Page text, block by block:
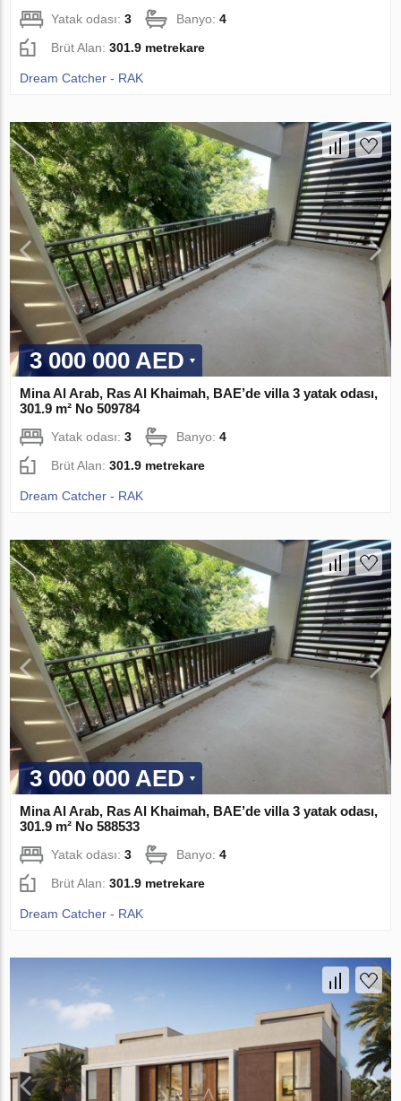
Yatak odası:3 Banyo:4
Brüt Alan:301.9 metrekare
Dream Catcher - RAK
3 000 000 AED
Mina Al Arab, Ras Al Khaimah, BAE’de villa 3 yatak odası,
301.9 m² No 509784
Yatak odası:3 Banyo:4
Brüt Alan:301.9 metrekare
Dream Catcher - RAK
3 000 000 AED
Mina Al Arab, Ras Al Khaimah, BAE’de villa 3 yatak odası,
301.9 m² No 588533
Yatak odası:3 Banyo:4
Brüt Alan:301.9 metrekare
Dream Catcher - RAK